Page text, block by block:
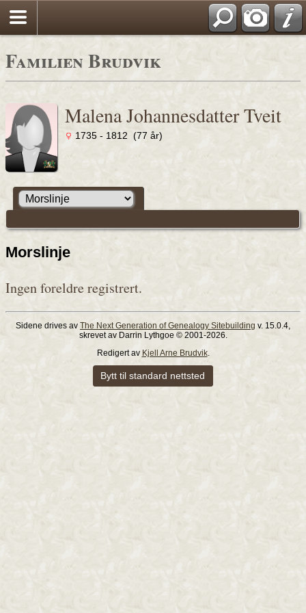
Familien Brudvik
Malena Johannesdatter Tveit
1735 - 1812 (77 år)
Morslinje
Ingen foreldre registrert.
Sidene drives av The Next Generation of Genealogy Sitebuilding v. 15.0.4,
skrevet av Darrin Lythgoe © 2001-2026.
Redigert av Kjell Arne Brudvik.
Bytt til standard nettsted